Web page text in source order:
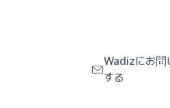
Wadizにお問
する